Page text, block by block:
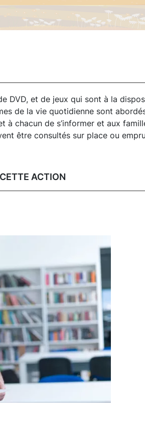
DVD, et de jeux qui sont à la
de la vie quotidienne sont
chacun de s’informer et aux
être consultés sur place ou
ACTION